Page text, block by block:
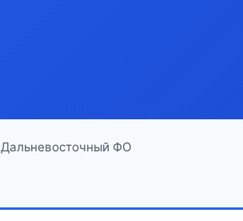
Дальневосточный ФО